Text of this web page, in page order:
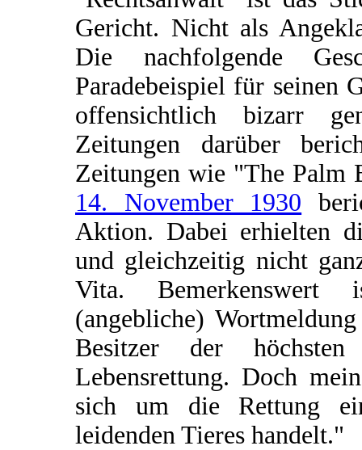
Gericht. Nicht als
Die nachfolgende
Paradebeispiel für seinen
offensichtlich bizarr
Zeitungen darüber
Zeitungen wie "The Palm
14. November 1930
Aktion. Dabei erhielten
und gleichzeitig nicht
Vita. Bemerkenswert
(angebliche)
Besitzer der
Lebensrettung. Doch
sich um die Rettung
leidenden Tieres handelt."